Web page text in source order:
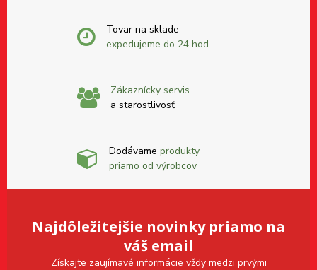
Tovar na sklade
expedujeme do 24 hod.
Zákaznícky servis
a starostlivosť
Dodávame produkty
priamo od výrobcov
Najdôležitejšie novinky priamo na
váš email
Získajte zaujímavé informácie vždy medzi prvými